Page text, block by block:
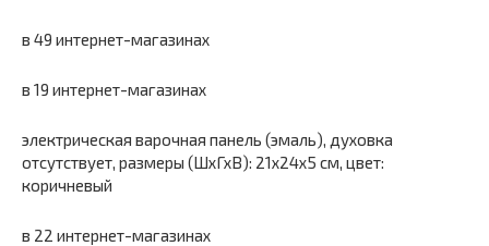
в 49 интернет-магазинах
в 19 интернет-магазинах
электрическая варочная панель (эмаль), духовка
отсутствует, размеры (ШхГхВ): 21x24x5 см, цвет:
коричневый
в 22 интернет-магазинах